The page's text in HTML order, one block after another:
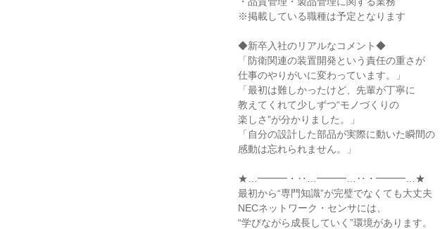
※掲載している職種は予定となります
◆新卒入社のリアルなコメント◆
「防衛関連の装置開発という責任の重さが
仕事のやりがいに変わっています。」
「最初は難しかったけど、先輩が丁寧に
教えてくれて少しずつ“モノづくりの
楽しさ”が分かりました。」
「自分の設計した部品が実際に動いた瞬間の
感動は忘れられません。」
★…━━━・‥…━━━…‥・━━━…★
最初から“専門知識”が完璧でなくても大丈夫
NECネットワーク・センサには、
“学びながら成長していく”環境があります。